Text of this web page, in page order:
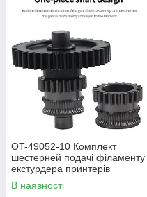
OT-49052-10 Комплект
шестерней подачі філаменту
екстурдера принтерів
Anycubic Kobra 3, Kobra 3
Combo
В наявності